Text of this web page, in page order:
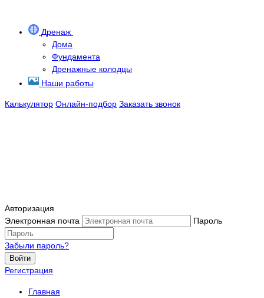
Дренаж
Дома
Фундамента
Дренажные колодцы
Наши работы
Калькулятор Онлайн-подбор Заказать звонок
Авторизация
Электронная почта
Пароль
Забыли пароль?
Войти
Регистрация
Главная